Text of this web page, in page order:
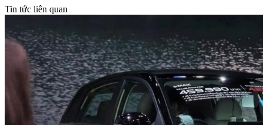
Tin tức liên quan